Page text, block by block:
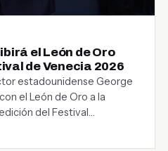
el León de Oro
de Venecia 2026
estadounidense George
el León de Oro a la
del Festival…